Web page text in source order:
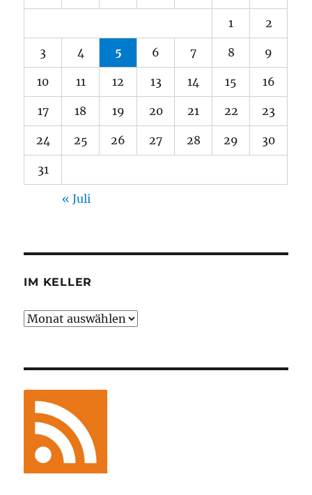
1 2
3 4 5 6 7 8 9
10 11 12 13 14 15 16
17 18 19 20 21 22 23
24 25 26 27 28 29 30
31
« Juli
IM KELLER
Im